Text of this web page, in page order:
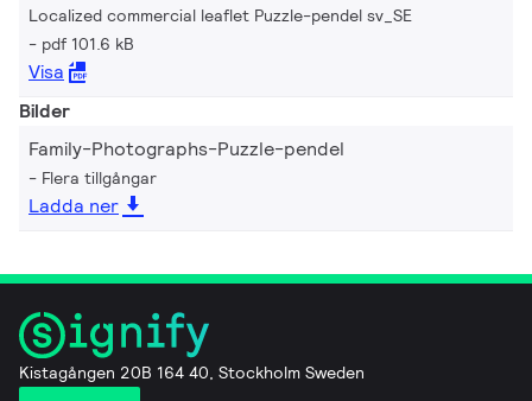
Localized commercial leaflet Puzzle-pendel sv_SE
pdf 101.6 kB
Visa
Bilder
Family-Photographs-Puzzle-pendel
Flera tillgångar
Ladda ner
Kistagången 20B 164 40, Stockholm Sweden